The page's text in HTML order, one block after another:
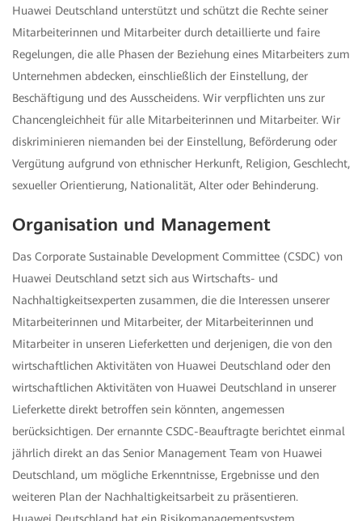
Huawei Deutschland unterstützt und schützt die Rechte seiner
Mitarbeiterinnen und Mitarbeiter durch detaillierte und faire
Regelungen, die alle Phasen der Beziehung eines Mitarbeiters zum
Unternehmen abdecken, einschließlich der Einstellung, der
Beschäftigung und des Ausscheidens. Wir verpflichten uns zur
Chancengleichheit für alle Mitarbeiterinnen und Mitarbeiter. Wir
diskriminieren niemanden bei der Einstellung, Beförderung oder
Vergütung aufgrund von ethnischer Herkunft, Religion, Geschlecht,
sexueller Orientierung, Nationalität, Alter oder Behinderung.
Organisation und Management
Das Corporate Sustainable Development Committee (CSDC) von
Huawei Deutschland setzt sich aus Wirtschafts- und
Nachhaltigkeitsexperten zusammen, die die Interessen unserer
Mitarbeiterinnen und Mitarbeiter, der Mitarbeiterinnen und
Mitarbeiter in unseren Lieferketten und derjenigen, die von den
wirtschaftlichen Aktivitäten von Huawei Deutschland oder den
wirtschaftlichen Aktivitäten von Huawei Deutschland in unserer
Lieferkette direkt betroffen sein könnten, angemessen
berücksichtigen. Der ernannte CSDC-Beauftragte berichtet einmal
jährlich direkt an das Senior Management Team von Huawei
Deutschland, um mögliche Erkenntnisse, Ergebnisse und den
weiteren Plan der Nachhaltigkeitsarbeit zu präsentieren.